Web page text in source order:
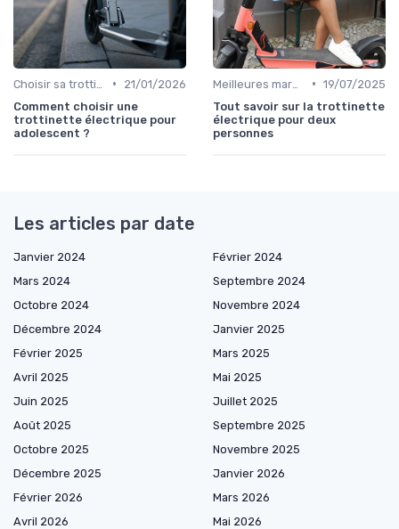
•
21/01/2026
Comment choisir une
trottinette électrique pour
adolescent ?
• 19/07/2025
Tout savoir sur la trottinette
électrique pour deux
personnes
Les articles par date
Janvier 2024
Février 2024
Mars 2024
Septembre 2024
Octobre 2024
Novembre 2024
Décembre 2024
Janvier 2025
Février 2025
Mars 2025
Avril 2025
Mai 2025
Juin 2025
Juillet 2025
Août 2025
Septembre 2025
Octobre 2025
Novembre 2025
Décembre 2025
Janvier 2026
Février 2026
Mars 2026
Avril 2026
Mai 2026